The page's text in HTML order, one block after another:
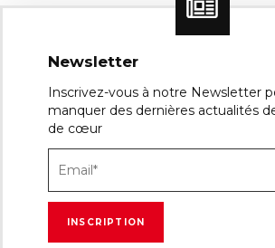
Newsletter
Inscrivez-vous à notre Newsletter
manquer des dernières actualités
de cœur